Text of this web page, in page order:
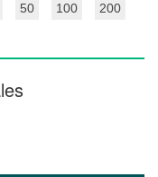
50 100 200